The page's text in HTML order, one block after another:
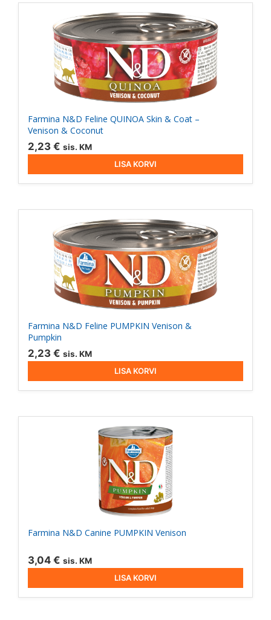
Farmina N&D Feline QUINOA Skin & Coat –
Venison & Coconut
2,23 € sis. KM
LISA KORVI
Farmina N&D Feline PUMPKIN Venison &
Pumpkin
2,23 € sis. KM
LISA KORVI
Farmina N&D Canine PUMPKIN Venison
3,04 € sis. KM
LISA KORVI